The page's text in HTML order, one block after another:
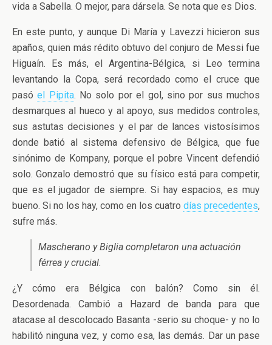
vida a Sabella. O mejor, para dársela. Se nota que es Dios.
En este punto, y aunque Di María y Lavezzi hicieron sus
apaños, quien más rédito obtuvo del conjuro de Messi fue
Higuaín. Es más, el Argentina-Bélgica, si Leo termina
levantando la Copa, será recordado como el cruce que
pasóel Pipita. No solo por el gol, sino por sus muchos
desmarques al hueco y al apoyo, sus medidos controles,
sus astutas decisiones y el par de lances vistosísimos
donde batió al sistema defensivo de Bélgica, que fue
sinónimo de Kompany, porque el pobre Vincent defendió
solo. Gonzalo demostró que su físico está para competir,
que es el jugador de siempre. Si hay espacios, es muy
bueno. Si no los hay, como en los cuatro días precedentes,
sufre más.
Mascherano y Biglia completaron una actuación
férrea y crucial.
¿Y cómo era Bélgica con balón? Como sin él.
Desordenada. Cambió a Hazard de banda para que
atacase al descolocado Basanta -serio su choque- y no lo
habilitó ninguna vez, y como esa, las demás. Dar un pase